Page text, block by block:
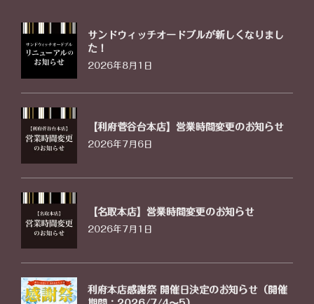
サンドウィッチオードブルが新しくなりまし
た！
2026年8月1日
【利府菅谷台本店】営業時間変更のお知らせ
2026年7月6日
【名取本店】営業時間変更のお知らせ
2026年7月1日
利府本店感謝祭 開催日決定のお知らせ（開催